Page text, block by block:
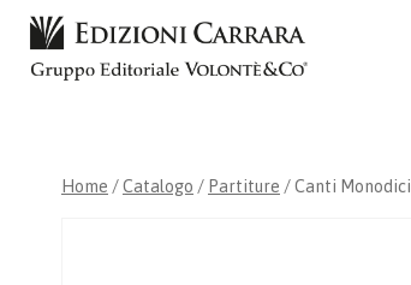
Salta
contenuto
Home /Catalogo / Partiture /Canti Monodici